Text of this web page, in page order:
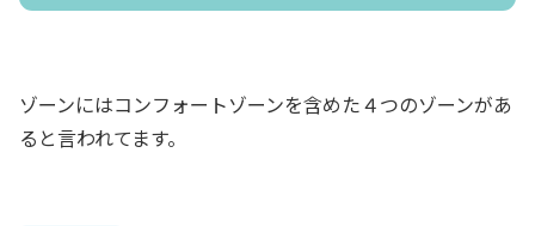
ゾーンにはコンフォートゾーンを含めた４つのゾーンがあ
ると言われてます。